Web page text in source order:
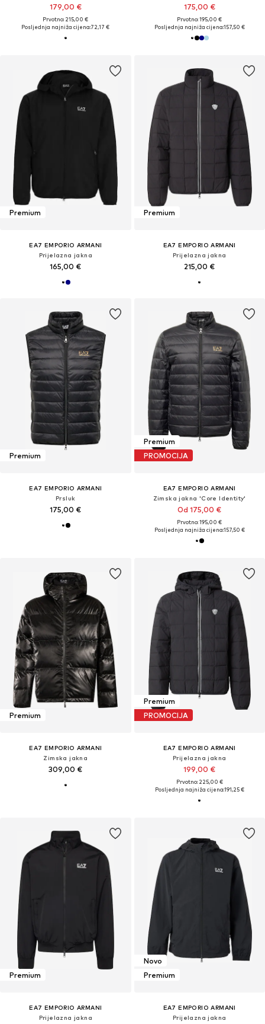
179,00 €
Prvotno: 215,00 €
Posljednja najniža cijena:72,17 €
175,00 €
Prvotno: 195,00 €
Posljednja najniža cijena:157,50 €
Premium
EA7 EMPORIO ARMANI
Prijelazna jakna
165,00 €
Premium
EA7 EMPORIO ARMANI
Prijelazna jakna
215,00 €
Premium
EA7 EMPORIO ARMANI
Prsluk
175,00 €
Premium
PROMOCIJA
EA7 EMPORIO ARMANI
Zimska jakna 'Core Identity'
Od 175,00 €
Prvotno: 195,00 €
Posljednja najniža cijena:157,50 €
Premium
EA7 EMPORIO ARMANI
Zimska jakna
309,00 €
Premium
PROMOCIJA
EA7 EMPORIO ARMANI
Prijelazna jakna
199,00 €
Prvotno: 225,00 €
Posljednja najniža cijena:191,25 €
Premium
EA7 EMPORIO ARMANI
Prijelazna jakna
Novo
Premium
EA7 EMPORIO ARMANI
Prijelazna jakna